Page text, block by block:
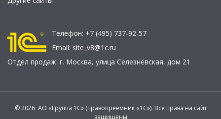
Телефон: +7 (495) 737-92-57
Email: site_v8@1c.ru
Отдел продаж: г. Москва, улица Селезнёвская, дом 21
© 2026 АО «Группа 1С» (правопреемник «1С»). Все права на сайт
защищены